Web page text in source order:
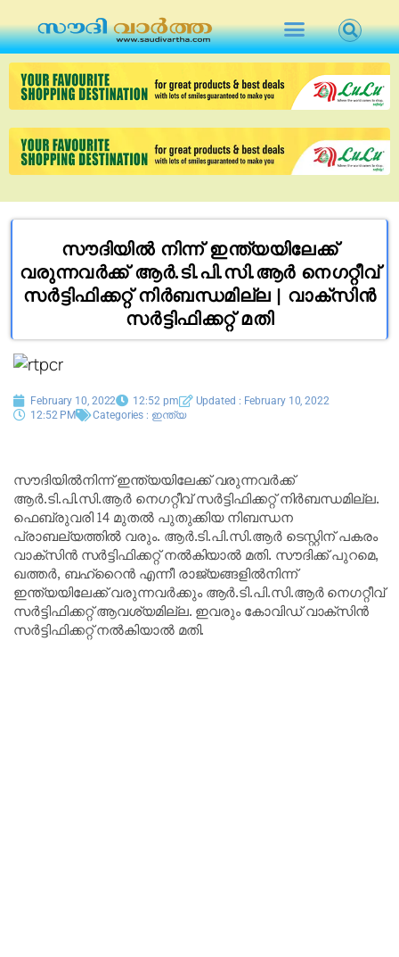
സൗദിയിൽ നിന്ന് ഇന്ത്യയിലേക്ക്
വരുന്നവർക്ക് ആർ.ടി.പി.സി.ആർ നെഗറ്റീവ്
സർട്ടിഫിക്കറ്റ് നിർബന്ധമില്ല | വാക്‌സിൻ
സർട്ടിഫിക്കറ്റ് മതി
February 10, 2022 12:52 pm
Updated : February 10, 2022
12:52 PM
Categories : ഇന്ത്യ
സൗദിയിൽനിന്ന് ഇന്ത്യയിലേക്ക് വരുന്നവർക്ക്
ആർ.ടി.പി.സി.ആർ നെഗറ്റീവ് സർട്ടിഫിക്കറ്റ് നിർബന്ധമില്ല.
ഫെബ്രുവരി 14 മുതൽ പുതുക്കിയ നിബന്ധന
പ്രാബല്യത്തിൽ വരും. ആർ.ടി.പി.സി.ആർ ടെസ്റ്റിന് പകരം
വാക്‌സിൻ സർട്ടിഫിക്കറ്റ് നൽകിയാൽ മതി. സൗദിക്ക് പുറമെ,
ഖത്തർ, ബഹ്‌റൈൻ എന്നീ രാജ്യങ്ങളിൽനിന്ന്
ഇന്ത്യയിലേക്ക് വരുന്നവർക്കും ആർ.ടി.പി.സി.ആർ നെഗറ്റീവ്
സർട്ടിഫിക്കറ്റ് ആവശ്യമില്ല. ഇവരും കോവിഡ് വാക്‌സിൻ
സർട്ടിഫിക്കറ്റ് നൽകിയാൽ മതി.